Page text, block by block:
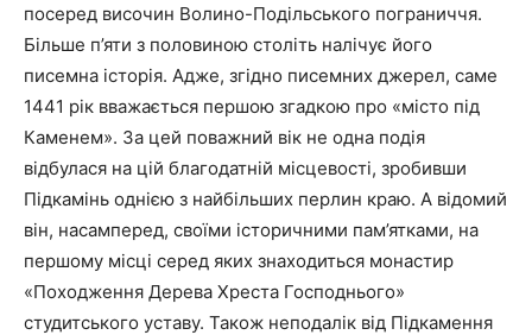
посеред височин Волино-Подільського пограниччя.
Більше п’яти з половиною століть налічує його
писемна історія. Адже, згідно писемних джерел, саме
1441 рік вважається першою згадкою про «місто під
Каменем». За цей поважний вік не одна подія
відбулася на цій благодатній місцевості, зробивши
Підкамінь однією з найбільших перлин краю. А відомий
він, насамперед, своїми історичними пам’ятками, на
першому місці серед яких знаходиться монастир
«Походження Дерева Хреста Господнього»
студитського уставу. Також неподалік від Підкамення